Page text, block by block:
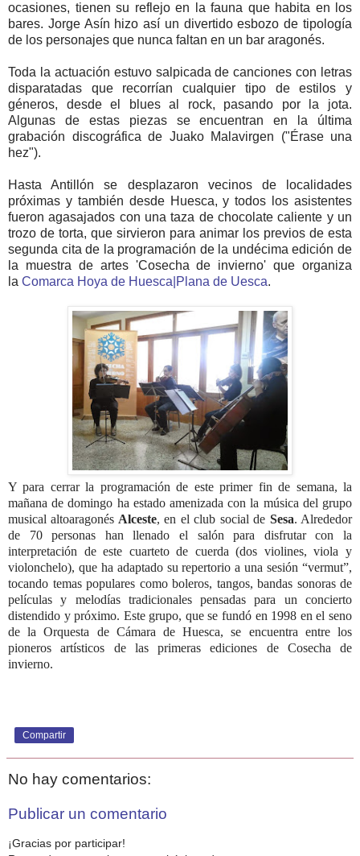
ocasiones, tienen su reflejo en la fauna que habita en los
bares. Jorge Asín hizo así un divertido esbozo de tipología
de los personajes que nunca faltan en un bar aragonés.
Toda la actuación estuvo salpicada de canciones con letras
disparatadas que recorrían cualquier tipo de estilos y
géneros, desde el blues al rock, pasando por la jota.
Algunas de estas piezas se encuentran en la última
grabación discográfica de Juako Malavirgen ("Érase una
hez").
Hasta Antillón se desplazaron vecinos de localidades
próximas y también desde Huesca, y todos los asistentes
fueron agasajados con una taza de chocolate caliente y un
trozo de torta, que sirvieron para animar los previos de esta
segunda cita de la programación de la undécima edición de
la muestra de artes 'Cosecha de invierno' que organiza
la Comarca Hoya de Huesca|Plana de Uesca.
Y para cerrar la programación de este primer fin de semana, la
mañana de domingo ha estado amenizada con la música del grupo
musical altoaragonés Alceste, en el club social de Sesa. Alrededor
de 70 personas han llenado el salón para disfrutar con la
interpretación de este cuarteto de cuerda (dos violines, viola y
violonchelo), que ha adaptado su repertorio a una sesión “vermut”,
tocando temas populares como boleros, tangos, bandas sonoras de
películas y melodías tradicionales pensadas para un concierto
distendido y próximo. Este grupo, que se fundó en 1998 en el seno
de la Orquesta de Cámara de Huesca, se encuentra entre los
pioneros artísticos de las primeras ediciones de Cosecha de
invierno.
Compartir
No hay comentarios:
Publicar un comentario
¡Gracias por participar!